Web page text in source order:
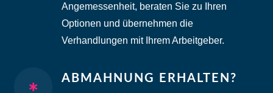
Angemessenheit, beraten Sie zu Ihren
Optionen und übernehmen die
Verhandlungen mit Ihrem Arbeitgeber.

ABMAHNUNG ERHALTEN?